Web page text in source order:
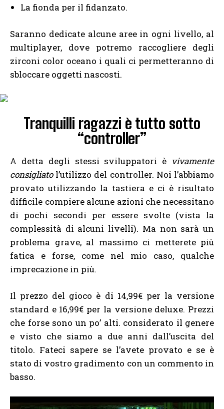
La fionda per il fidanzato.
Saranno dedicate alcune aree in ogni livello, al
multiplayer, dove potremo raccogliere degli
zirconi color oceano i quali ci permetteranno di
sbloccare oggetti nascosti.
Tranquilli ragazzi è tutto sotto
“controller”
A detta degli stessi sviluppatori è vivamente
consigliato l’utilizzo del controller. Noi l’abbiamo
provato utilizzando la tastiera e ci è risultato
difficile compiere alcune azioni che necessitano
di pochi secondi per essere svolte (vista la
complessità di alcuni livelli). Ma non sarà un
problema grave, al massimo ci metterete più
fatica e forse, come nel mio caso, qualche
imprecazione in più.
Il prezzo del gioco è di 14,99€ per la versione
standard e 16,99€ per la versione deluxe. Prezzi
che forse sono un po’ alti. considerato il genere
e visto che siamo a due anni dall’uscita del
titolo. Fateci sapere se l’avete provato e se è
stato di vostro gradimento con un commento in
basso.